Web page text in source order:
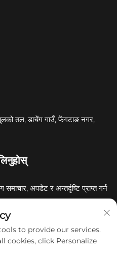
तल, डाचेंग गाउँ, फेंगटाङ नगर,
समाचार, अपडेट र अन्तर्दृष्टि प्राप्त गर्न
सदस्यता लिनुहोस्
to provide our services.
cookies, click Personalize